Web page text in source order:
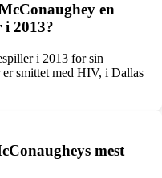
en
i 2013?
i 2013 for sin
smittet med HIV, i Dallas
mest